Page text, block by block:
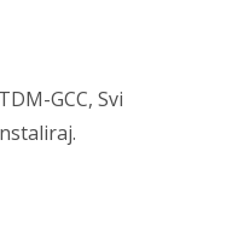
GCC, Svi